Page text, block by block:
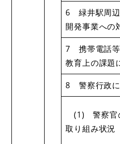
6 緑井駅周
開発事業への
7 携帯電話等
教育上の課題
8 警察行政に
(1) 警察官
取り組み状況